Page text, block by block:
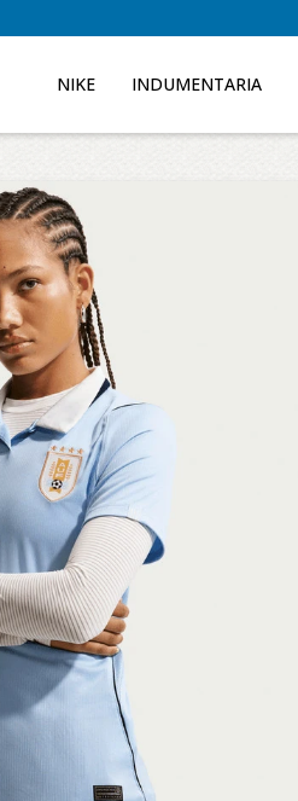
NIKE INDUMENTARIA